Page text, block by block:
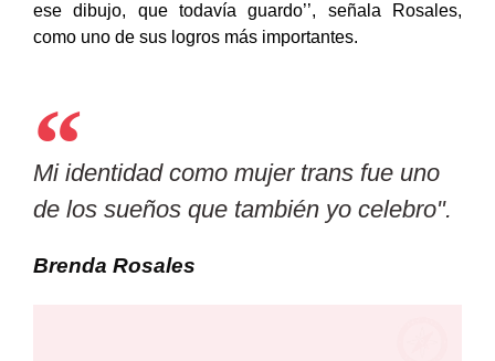
grado, yo me dibujaba como mujer trans y ahora soy
ese dibujo, que todavía guardo’’, señala Rosales,
Mi identidad como mujer trans fue uno
de los sueños que también yo celebro".